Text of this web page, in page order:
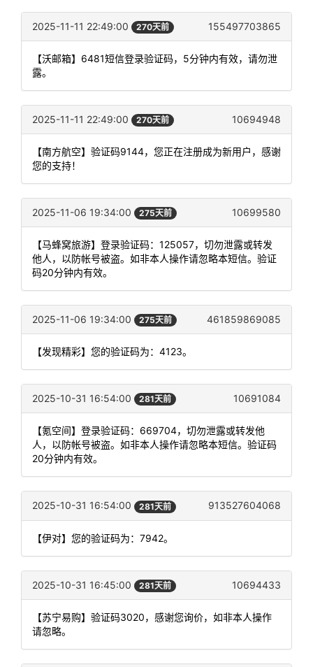
2025-11-11 22:49:00 270天前 155497703865
【沃邮箱】6481短信登录验证码，5分钟内有效，请勿泄
露。
2025-11-11 22:49:00 270天前 10694948
【南方航空】验证码9144，您正在注册成为新用户，感谢
您的支持！
2025-11-06 19:34:00 275天前 10699580
【马蜂窝旅游】登录验证码：125057，切勿泄露或转发
他人，以防帐号被盗。如非本人操作请忽略本短信。验证
码20分钟内有效。
2025-11-06 19:34:00 275天前 461859869085
【发现精彩】您的验证码为：4123。
2025-10-31 16:54:00 281天前 10691084
【氪空间】登录验证码：669704，切勿泄露或转发他
人，以防帐号被盗。如非本人操作请忽略本短信。验证码
20分钟内有效。
2025-10-31 16:54:00 281天前 913527604068
【伊对】您的验证码为：7942。
2025-10-31 16:45:00 281天前 10694433
【苏宁易购】验证码3020，感谢您询价，如非本人操作
请忽略。